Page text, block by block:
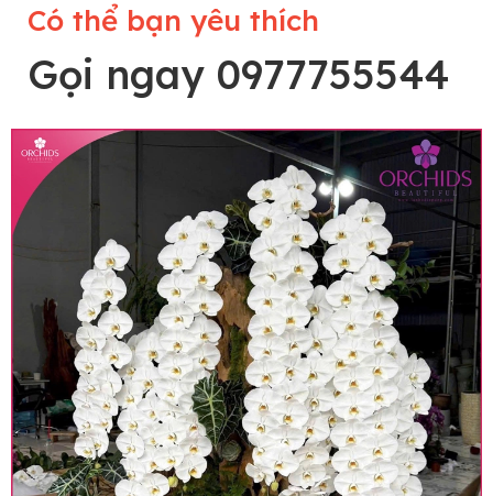
Lưu ý trước khi đặt hàng
• Về cây hoa: Một chậu hoa lan hồ điệp đẹp và
hoàn chỉnh sẽ được phối ghép từ nhiều cây hoa
và tạo dáng hoàn toàn thủ công nên có thể sẽ
khác nhau đôi chút giữa sản phẩm thực tế và
Có thể bạn yêu thích
Gọi ngay 0977755544